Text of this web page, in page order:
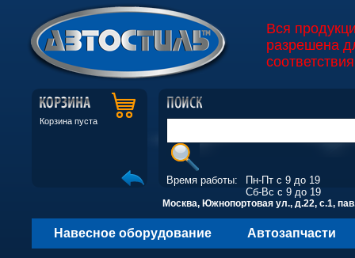
Вся
разрешена
Корзина пуста
Время работы:
Пн-Пт с 9 до 19
Сб-Вс с 9 до 19
Москва, Южнопортовая ул., д.22, с.1,
Навесное оборудование Автозапчасти